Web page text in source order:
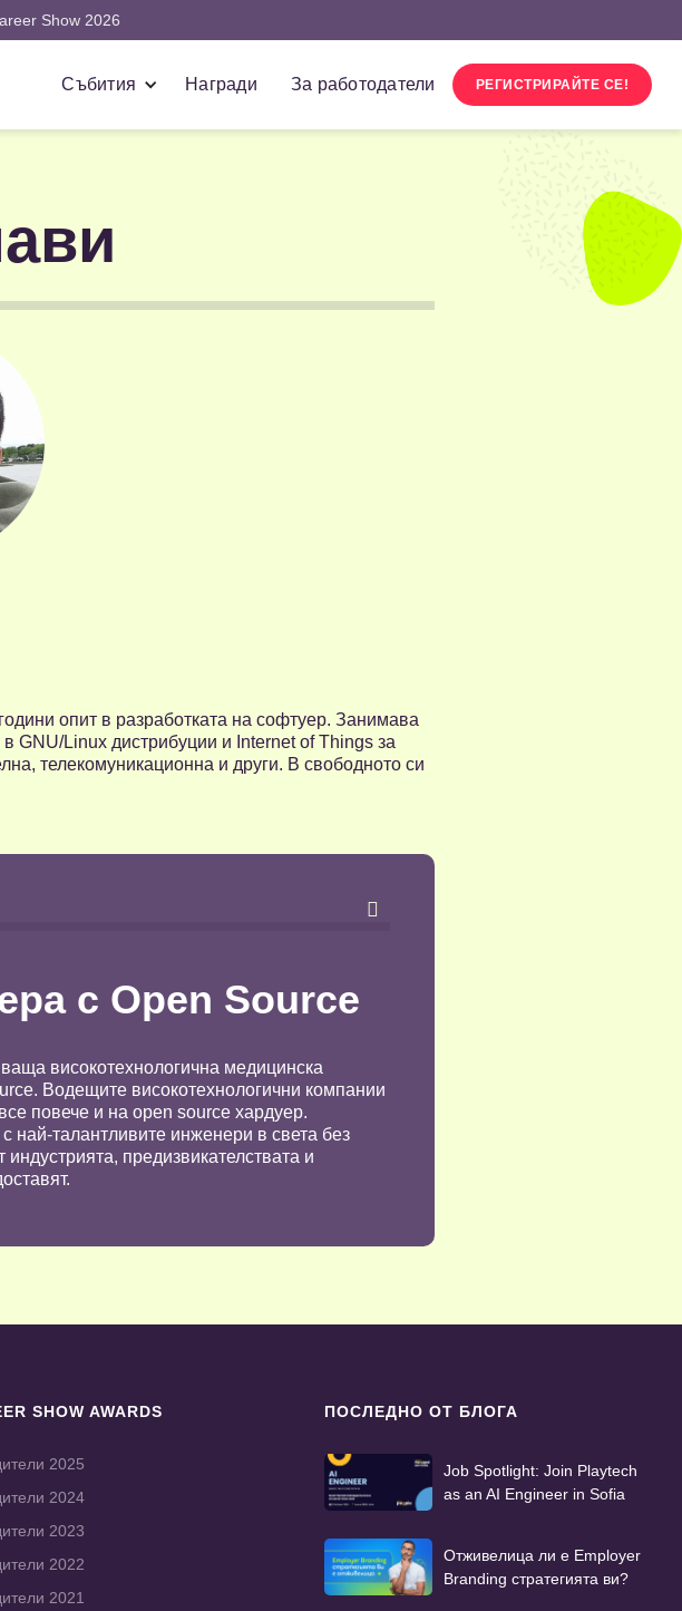
Show 2026
Събития Награди За работодатели РЕГИСТРИРАЙТЕ СЕ!
опит в разработката на софтуер. Занимава
GNU/Linux дистрибуции и Internet of Things за
телекомуникационна и други. В свободното си

с Open Source
високотехнологична медицинска
Водещите високотехнологични компании
повече и на open source хардуер.
най-талантливите инженери в света без
предизвикателствата и
SHOW AWARDS
2025
2024
2023
2022
2021
ПОСЛЕДНО ОТ БЛОГА
Job Spotlight: Join Playtech
as an AI Engineer in Sofia
Отживелица ли е Employer
Branding стратегията ви?